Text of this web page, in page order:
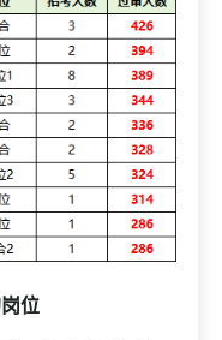
位